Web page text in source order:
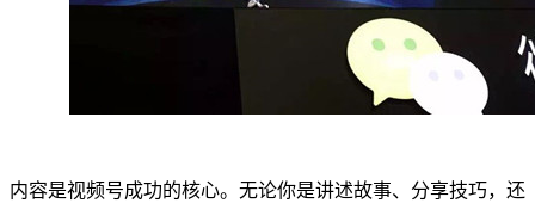
内容是视频号成功的核心。无论你是讲述故事、分享技巧，还